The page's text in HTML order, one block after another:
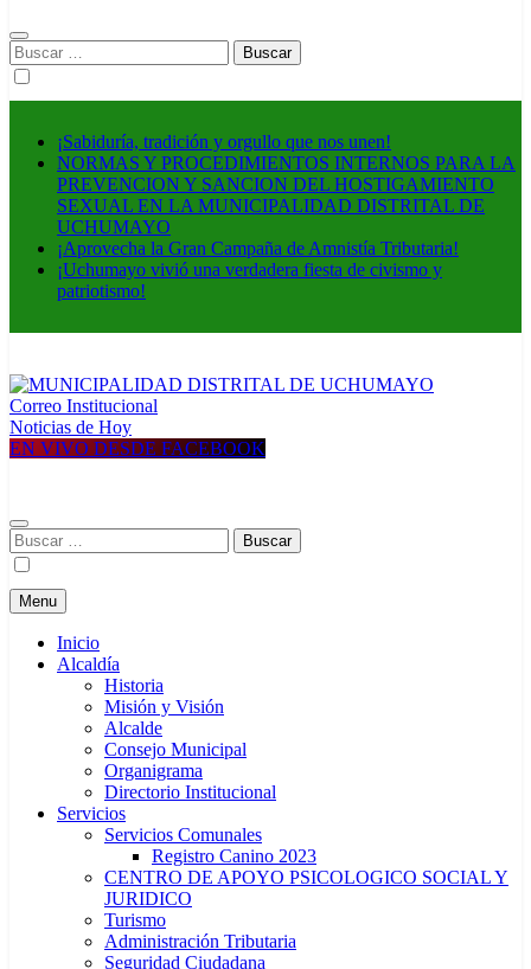
Buscar:
¡Sabiduría, tradición y orgullo que nos unen!
NORMAS Y PROCEDIMIENTOS INTERNOS PARA LA
PREVENCION Y SANCION DEL HOSTIGAMIENTO
SEXUAL EN LA MUNICIPALIDAD DISTRITAL DE
UCHUMAYO
¡Aprovecha la Gran Campaña de Amnistía Tributaria!
¡Uchumayo vivió una verdadera fiesta de civismo y
patriotismo!
MUNICIPALIDAD DISTRITAL DE UCHUMAYO
Construyendo una nueva Historia
Correo Institucional
Noticias de Hoy
EN VIVO DESDE FACEBOOK
Buscar:
Menu
Inicio
Alcaldía
Historia
Misión y Visión
Alcalde
Consejo Municipal
Organigrama
Directorio Institucional
Servicios
Servicios Comunales
Registro Canino 2023
CENTRO DE APOYO PSICOLOGICO SOCIAL Y
JURIDICO
Turismo
Administración Tributaria
Seguridad Ciudadana